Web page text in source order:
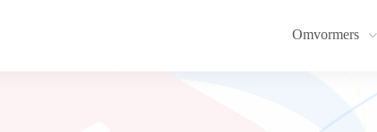
Omvormers